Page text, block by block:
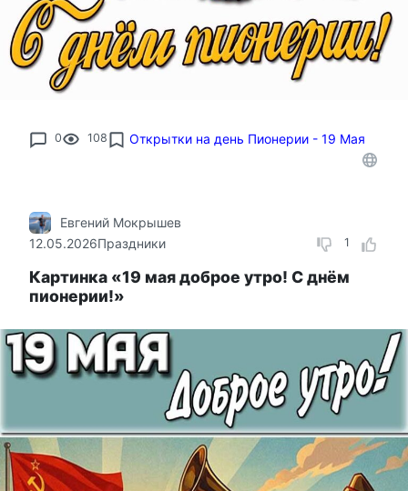
0 108 Открытки на день Пионерии - 19 Мая
1
Евгений Мокрышев
12.05.2026Праздники
Картинка «19 мая доброе утро! С днём
пионерии!»